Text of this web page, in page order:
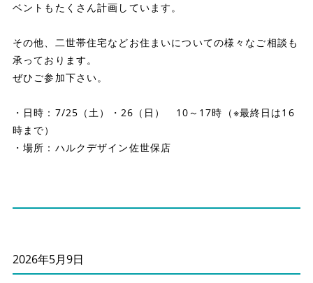
ベントもたくさん計画しています。
その他、二世帯住宅などお住まいについての様々なご相談も
承っております。
ぜひご参加下さい。
・日時：7/25（土）・26（日） 10～17時（※最終日は16
時まで）
・場所：ハルクデザイン佐世保店
2026年5月9日